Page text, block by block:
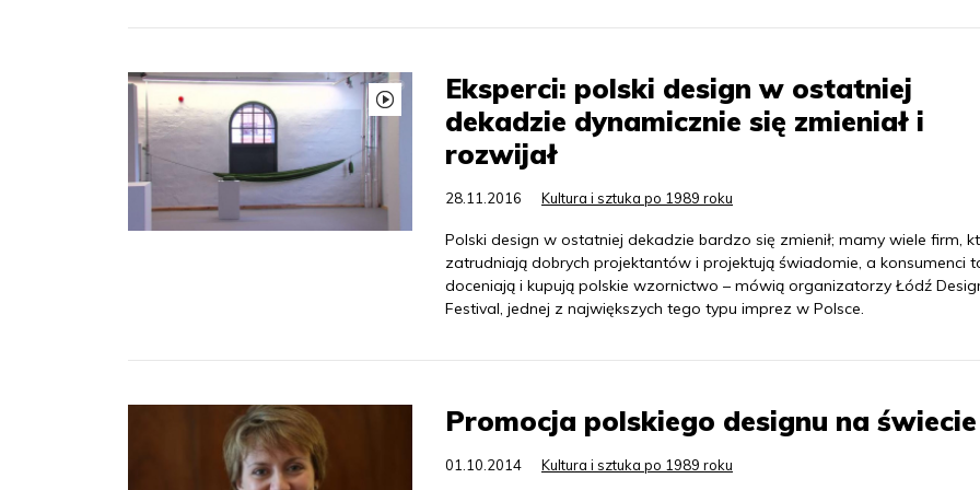
Eksperci: polski design w ostatniej
dekadzie dynamicznie się zmieniał i
rozwijał
28.11.2016 Kultura i sztuka po 1989 roku
Polski design w ostatniej dekadzie bardzo się zmienił; mamy wiele firm,
zatrudniają dobrych projektantów i projektują świadomie, a konsumenci
doceniają i kupują polskie wzornictwo – mówią organizatorzy Łódź
Festival, jednej z największych tego typu imprez w Polsce.
Promocja polskiego designu na świecie
01.10.2014 Kultura i sztuka po 1989 roku